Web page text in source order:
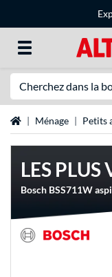
Page d'accueil
Ménage Petits
LES PLUS